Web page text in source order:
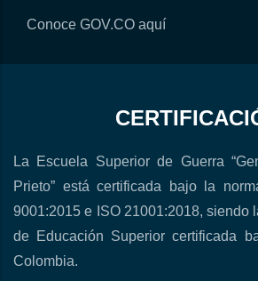
Conoce GOV.CO aquí
La Escuela Superior de Guerra
Prieto” está certificada bajo la
9001:2015 e ISO 21001:2018, siendo
de Educación Superior certificada
Colombia.